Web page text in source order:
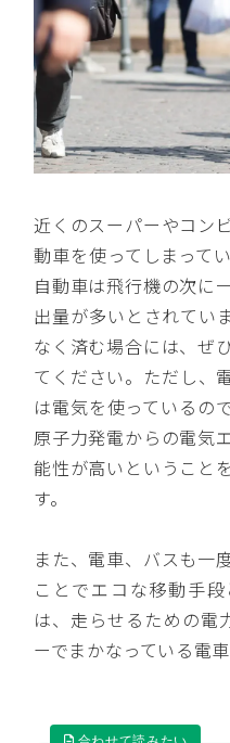
近くのスーパーやコン
動車を使ってしまって
自動車は飛行機の次に
出量が多いとされてい
なく済む場合には、ぜ
てください。ただし、
は電気を使っているの
原子力発電からの電気
能性が高いということ
す。
また、電車、バスも一
ことでエコな移動手
は、走らせるための電
ーでまかなっている電